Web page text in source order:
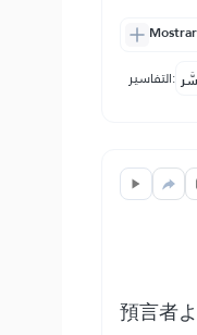
التفاسير:
預言者